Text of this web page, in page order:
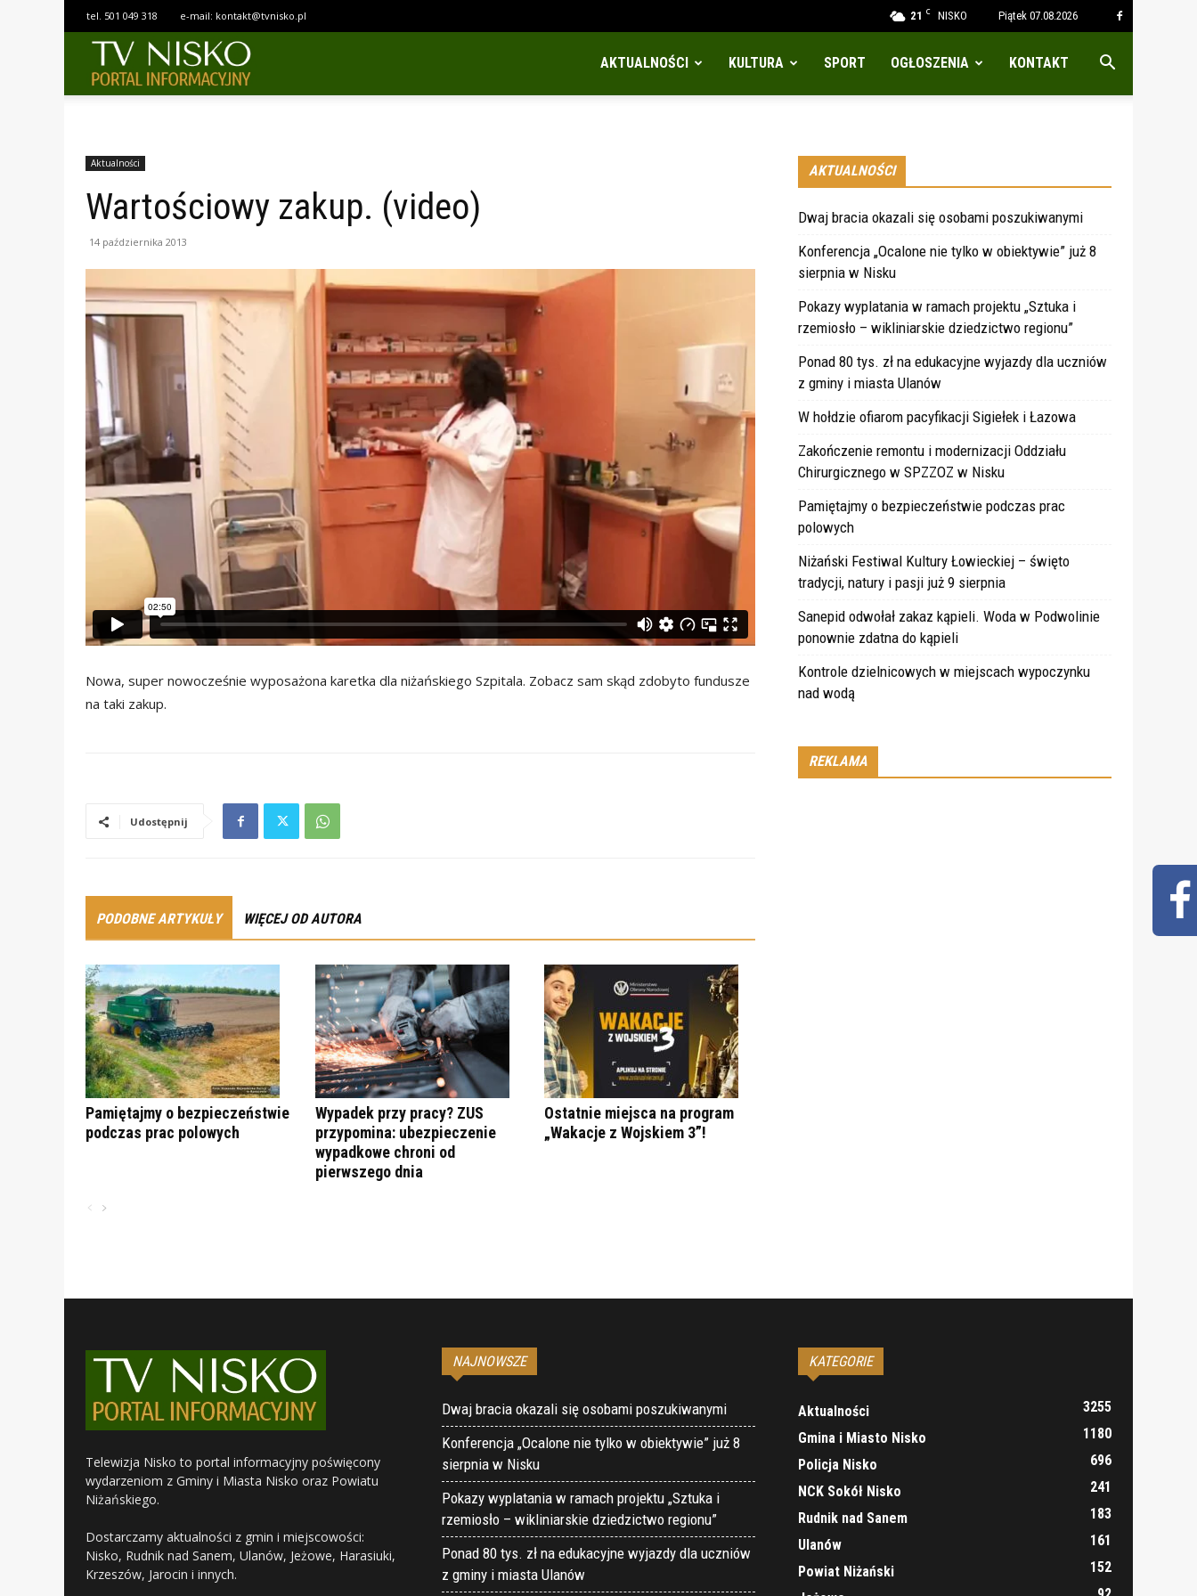
21 C NISKO Piątek 07.08.2026
tel. 501 049 318 e-mail: kontakt@tvnisko.pl
AKTUALNOŚCI KULTURA SPORT OGŁOSZENIA KONTAKT
Aktualności
Wartościowy zakup. (video)
14 października 2013
Nowa, super nowocześnie wyposażona karetka dla niżańskiego Szpitala. Zobacz sam skąd zdobyto fundusze
na taki zakup.
Udostępnij
PODOBNE ARTYKUŁY WIĘCEJ OD AUTORA
Pamiętajmy o bezpieczeństwie
podczas prac polowych
Wypadek przy pracy? ZUS
przypomina: ubezpieczenie
wypadkowe chroni od
pierwszego dnia
Ostatnie miejsca na program
„Wakacje z Wojskiem 3”!
AKTUALNOŚCI
Dwaj bracia okazali się osobami poszukiwanymi
Konferencja „Ocalone nie tylko w obiektywie” już 8
sierpnia w Nisku
Pokazy wyplatania w ramach projektu „Sztuka i
rzemiosło – wikliniarskie dziedzictwo regionu”
Ponad 80 tys. zł na edukacyjne wyjazdy dla uczniów
z gminy i miasta Ulanów
W hołdzie ofiarom pacyfikacji Sigiełek i Łazowa
Zakończenie remontu i modernizacji Oddziału
Chirurgicznego w SPZZOZ w Nisku
Pamiętajmy o bezpieczeństwie podczas prac
polowych
Niżański Festiwal Kultury Łowieckiej – święto
tradycji, natury i pasji już 9 sierpnia
Sanepid odwołał zakaz kąpieli. Woda w Podwolinie
ponownie zdatna do kąpieli
Kontrole dzielnicowych w miejscach wypoczynku
nad wodą
REKLAMA
Telewizja Nisko to portal informacyjny poświęcony
wydarzeniom z Gminy i Miasta Nisko oraz Powiatu
Niżańskiego.
Dostarczamy aktualności z gmin i miejscowości:
Nisko, Rudnik nad Sanem, Ulanów, Jeżowe, Harasiuki,
Krzeszów, Jarocin i innych.
NAJNOWSZE
Dwaj bracia okazali się osobami poszukiwanymi
Konferencja „Ocalone nie tylko w obiektywie” już 8
sierpnia w Nisku
Pokazy wyplatania w ramach projektu „Sztuka i
rzemiosło – wikliniarskie dziedzictwo regionu”
Ponad 80 tys. zł na edukacyjne wyjazdy dla uczniów
z gminy i miasta Ulanów
KATEGORIE
Aktualności
3255
Gmina i Miasto Nisko
1180
Policja Nisko
696
NCK Sokół Nisko
241
Rudnik nad Sanem
183
Ulanów
161
Powiat Niżański
152